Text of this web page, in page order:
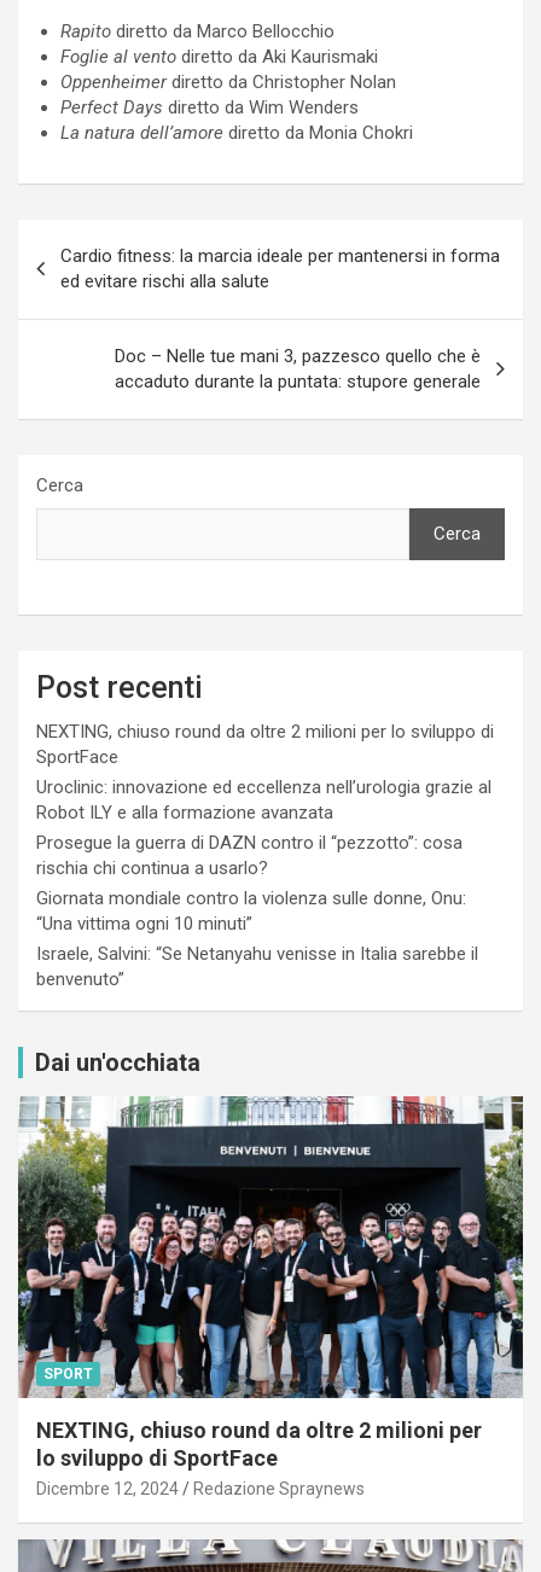
Rapito diretto da Marco Bellocchio
Foglie al vento diretto da Aki Kaurismaki
Oppenheimerdiretto da Christopher Nolan
Perfect Days diretto da Wim Wenders
La natura dell’amore diretto da Monia Chokri
articoli
Cardio fitness: la marcia ideale per mantenersi in forma
ed evitare rischi alla salute
Doc – Nelle tue mani 3, pazzesco quello che è
accaduto durante la puntata: stupore generale
Cerca
Cerca
Post recenti
NEXTING, chiuso round da oltre 2 milioni per lo sviluppo di
SportFace
Uroclinic: innovazione ed eccellenza nell’urologia grazie al
Robot ILY e alla formazione avanzata
Prosegue la guerra di DAZN contro il “pezzotto”: cosa
rischia chi continua a usarlo?
Giornata mondiale contro la violenza sulle donne, Onu:
“Una vittima ogni 10 minuti”
Israele, Salvini: “Se Netanyahu venisse in Italia sarebbe il
benvenuto”
Dai un'occhiata
SPORT
NEXTING, chiuso round da oltre 2 milioni per
lo sviluppo di SportFace
Dicembre 12, 2024 Redazione Spraynews